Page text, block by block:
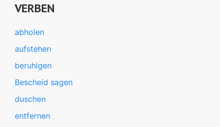
VERBEN
abholen
aufstehen
beruhigen
Bescheid sagen
duschen
entfernen